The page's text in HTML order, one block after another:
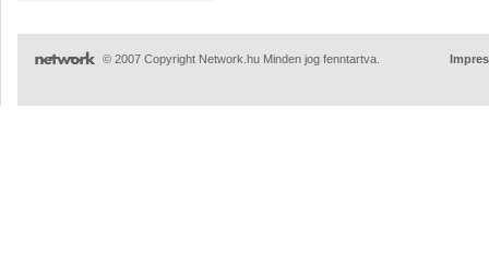
© 2007 Copyright Network.hu Minden jog fenntartva.